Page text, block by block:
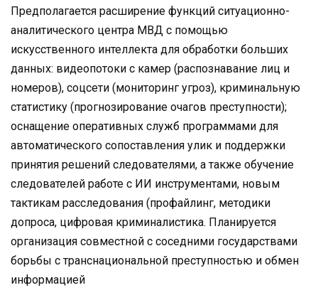
Предполагается расширение функций ситуационно-
аналитического центра МВД с помощью
искусственного интеллекта для обработки больших
данных: видеопотоки с камер (распознавание лиц и
номеров), соцсети (мониторинг угроз), криминальную
статистику (прогнозирование очагов преступности);
оснащение оперативных служб программами для
автоматического сопоставления улик и поддержки
принятия решений следователями, а также обучение
следователей работе с ИИ инструментами, новым
тактикам расследования (профайлинг, методики
допроса, цифровая криминалистика. Планируется
организация совместной с соседними государствами
борьбы с транснациональной преступностью и обмен
информацией